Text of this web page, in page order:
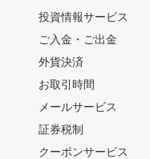
投資情報サービス
ご入金・ご出金
外貨決済
お取引時間
メールサービス
証券税制
クーポンサービス